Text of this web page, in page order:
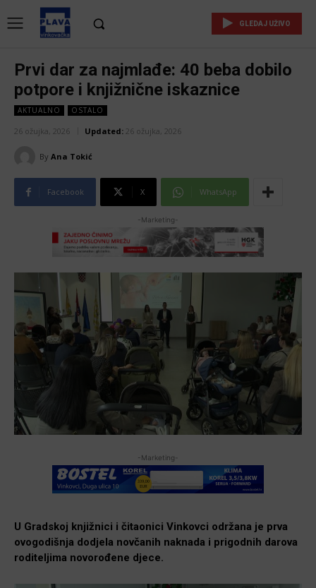
GLEDAJ UŽIVO
Prvi dar za najmlađe: 40 beba dobilo
potpore i knjižnične iskaznice
AKTUALNO OSTALO
26 ožujka, 2026 Updated: 26 ožujka, 2026
By Ana Tokić
Facebook X WhatsApp
-Marketing-
-Marketing-
U Gradskoj knjižnici i čitaonici Vinkovci održana je prva
ovogodišnja dodjela novčanih naknada i prigodnih darova
roditeljima novorođene djece.